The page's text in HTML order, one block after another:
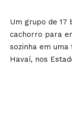
Um grupo de 17
cachorro para
sozinha em
Havaí, nos